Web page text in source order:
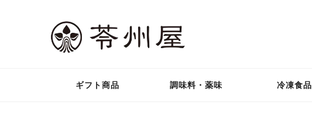
ギフト商品 調味料・薬味 冷凍食品